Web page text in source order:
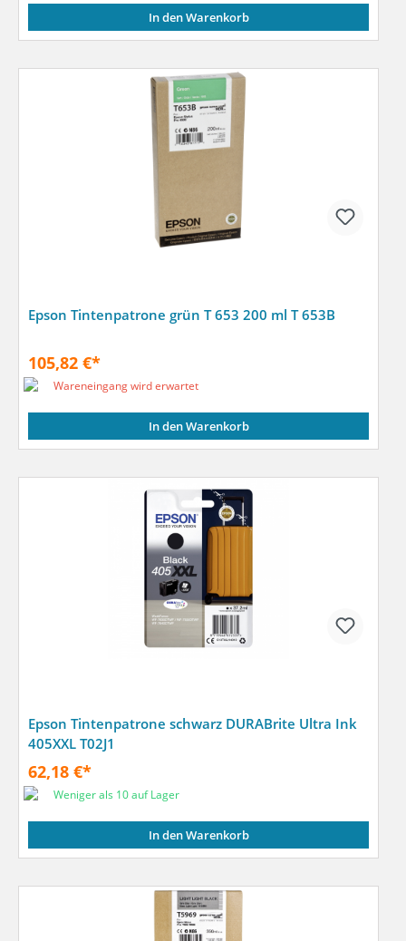
In den Warenkorb
Epson Tintenpatrone grün T 653 200 ml T 653B
105,82 €*
Wareneingang wird erwartet
In den Warenkorb
Epson Tintenpatrone schwarz DURABrite Ultra Ink
405XXL T02J1
62,18 €*
Weniger als 10 auf Lager
In den Warenkorb